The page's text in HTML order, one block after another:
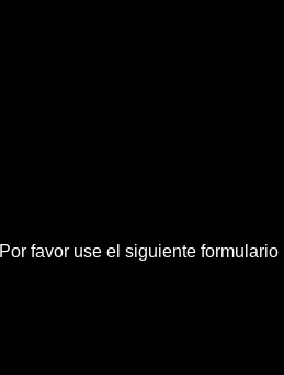
Por favor use el siguiente